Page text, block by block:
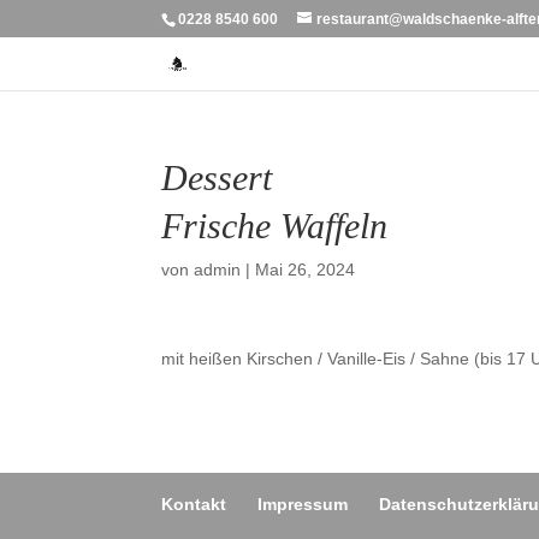
0228 8540 600 restaurant@waldschaenke-
Dessert
Frische Waffeln
vonadmin | Mai 26, 2024
mit heißen Kirschen / Vanille-Eis / Sahne (bis 17
Kontakt Impressum